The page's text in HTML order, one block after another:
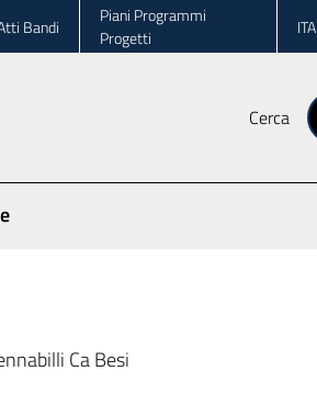
Bandi
Piani Programmi
Progetti
ITA
Cerca
Ca Besi